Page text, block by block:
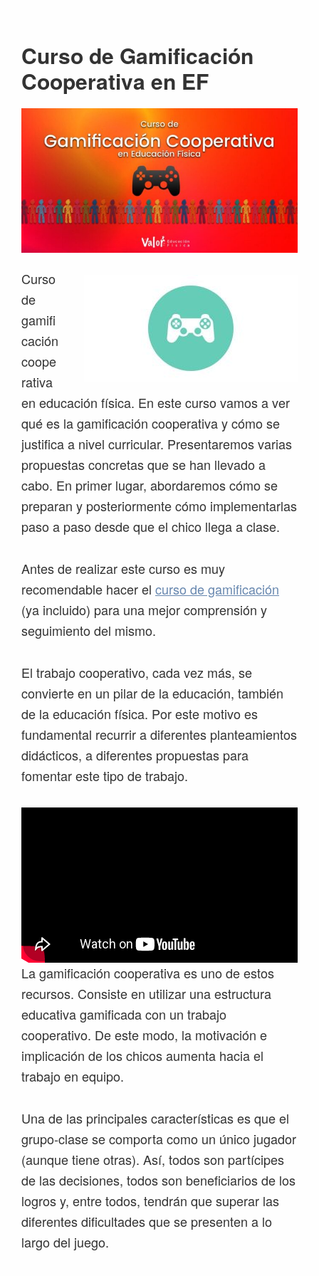
navegación
principal
contenido
principal
barra
lateral
principal
página
Curso de Gamificación
Cooperativa en EF
Curso
de
gamifi
cación
coope
rativa
en educación física. En este curso vamos a ver
qué es la gamificación cooperativa y cómo se
justifica a nivel curricular. Presentaremos varias
propuestas concretas que se han llevado a
cabo. En primer lugar, abordaremos cómo se
preparan y posteriormente cómo implementarlas
paso a paso desde que el chico llega a clase.
Antes de realizar este curso es muy
recomendable hacer el curso de gamificación
(ya incluido) para una mejor comprensión y
seguimiento del mismo.
El trabajo cooperativo, cada vez más, se
convierte en un pilar de la educación, también
de la educación física. Por este motivo es
fundamental recurrir a diferentes planteamientos
didácticos, a diferentes propuestas para
fomentar este tipo de trabajo.
La gamificación cooperativa es uno de estos
recursos. Consiste en utilizar una estructura
educativa gamificada con un trabajo
cooperativo. De este modo, la motivación e
implicación de los chicos aumenta hacia el
trabajo en equipo.
Una de las principales características es que el
grupo-clase se comporta como un único jugador
(aunque tiene otras). Así, todos son partícipes
de las decisiones, todos son beneficiarios de los
logros y, entre todos, tendrán que superar las
diferentes dificultades que se presenten a lo
largo del juego.